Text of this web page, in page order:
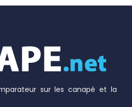
sur les canapé et la